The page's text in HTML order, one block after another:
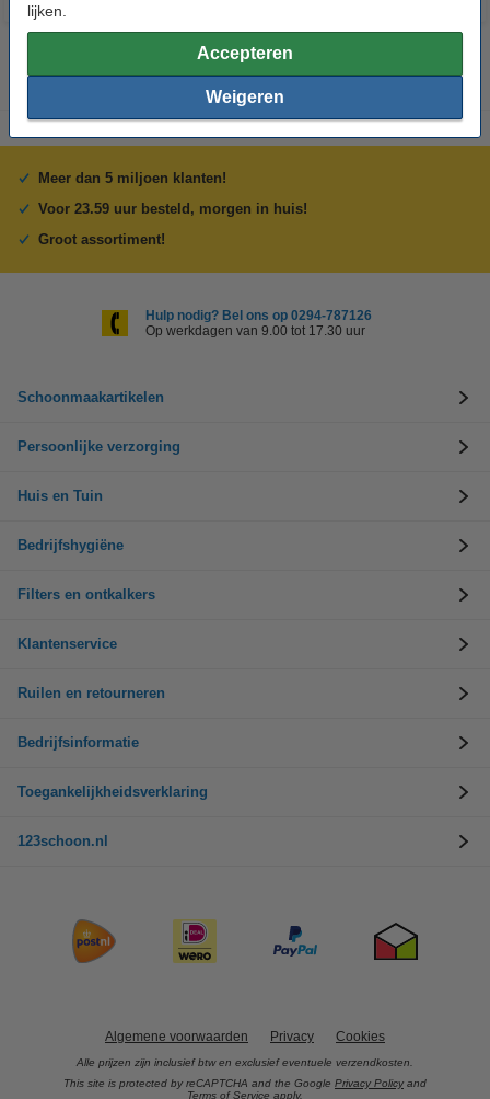
lijken.
Accepteren
Weigeren
Meer dan 5 miljoen klanten!
Voor 23.59 uur besteld, morgen in huis!
Groot assortiment!
Hulp nodig? Bel ons op 0294-787126
Op werkdagen van 9.00 tot 17.30 uur
Schoonmaakartikelen
Persoonlijke verzorging
Huis en Tuin
Bedrijfshygiëne
Filters en ontkalkers
Klantenservice
Ruilen en retourneren
Bedrijfsinformatie
Toegankelijkheidsverklaring
123schoon.nl
Algemene voorwaarden Privacy Cookies
Alle prijzen zijn inclusief btw en exclusief eventuele verzendkosten.
This site is protected by reCAPTCHA and the Google Privacy Policy and
Terms of Service apply.